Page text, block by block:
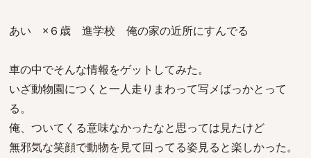
あい ×６歳 進学校 俺の家の近所にすんでる
車の中でそんな情報をゲットしてみた。
いざ動物園につくと一人走りまわって写メばっかとって
る。
俺、ついてくる意味なかったなと思っては見たけど
無邪気な笑顔で動物を見て回ってる姿見ると楽しかった。